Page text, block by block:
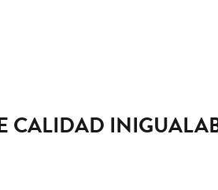
CALIDAD